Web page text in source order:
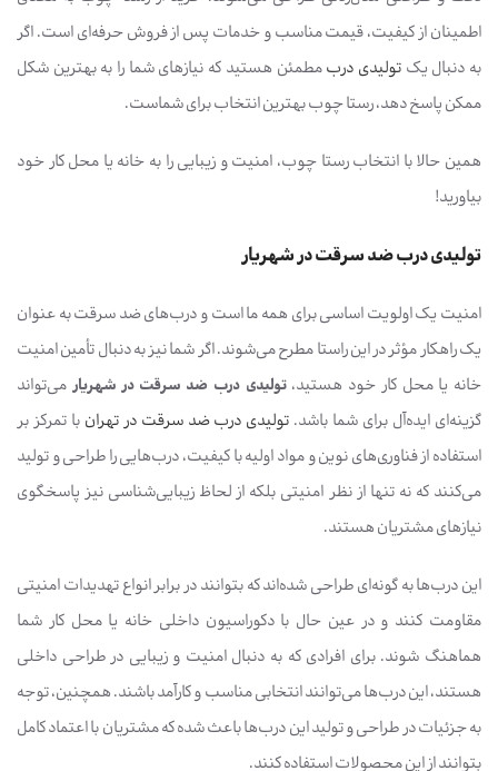
اطمینان از کیفیت، قیمت مناسب و خدمات پس از فروش حرفه‌ای است. اگر
به دنبال یک تولیدی دربمطمئن هستید که نیازهای شما را به بهترین شکل
ممکن پاسخ دهد، رستا چوب بهترین انتخاب برای شماست.
همین حالا با انتخاب رستا چوب، امنیت و زیبایی را به خانه یا محل کار خود
بیاورید!
تولیدی درب ضد سرقت در شهریار
امنیت یک اولویت اساسی برای همه ما است و درب‌های ضد سرقت به عنوان
یک راهکار مؤثر در این راستا مطرح می‌شوند. اگر شما نیز به دنبال تأمین امنیت
خانه یا محل کار خود هستید،تولیدی درب ضد سرقت در شهریار می‌تواند
گزینه‌ای ایده‌آل برای شما باشد. تولیدی درب ضد سرقت در تهران با تمرکز بر
استفاده از فناوری‌های نوین و مواد اولیه با کیفیت، درب‌هایی را طراحی و تولید
می‌کنند که نه تنها از نظر امنیتی بلکه از لحاظ زیبایی‌شناسی نیز پاسخگوی
نیازهای مشتریان هستند.
این درب‌ها به گونه‌ای طراحی شده‌اند که بتوانند در برابر انواع تهدیدات امنیتی
مقاومت کنند و در عین حال با دکوراسیون داخلی خانه یا محل کار شما
هماهنگ شوند. برای افرادی که به دنبال امنیت و زیبایی در طراحی داخلی
هستند، این درب‌ها می‌توانند انتخابی مناسب و کارآمد باشند. همچنین، توجه
به جزئیات در طراحی و تولید این درب‌ها باعث شده که مشتریان با اعتماد کامل
بتوانند از این محصولات استفاده کنند.